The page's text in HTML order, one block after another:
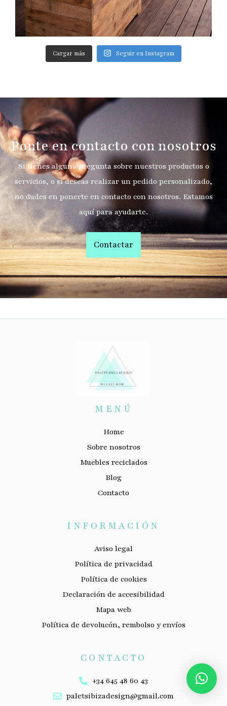
Cargar más Seguir en Instagram
Ponte en contacto con nosotros
Si tienes alguna pregunta sobre nuestros productos o
servicios, o si deseas realizar un pedido personalizado,
no dudes en ponerte en contacto con nosotros. Estamos
aquí para ayudarte.
Contactar
MENÚ
Home
Sobre nosotros
Muebles reciclados
Blog
Contacto
INFORMACIÓN
Aviso legal
Política de privacidad
Política de cookies
Declaración de accesibilidad
Mapa web
Política de devolucón, rembolso y envíos
CONTACTO
+34 645 48 60 43
paletsibizadesign@gmail.com